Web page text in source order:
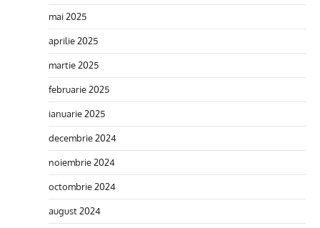
mai 2025
aprilie 2025
martie 2025
februarie 2025
ianuarie 2025
decembrie 2024
noiembrie 2024
octombrie 2024
august 2024